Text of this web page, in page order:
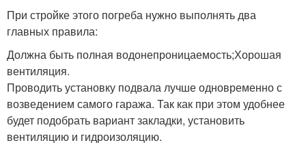
При стройке этого погреба нужно выполнять два
главных правила:
Должна быть полная водонепроницаемость;Хорошая
вентиляция.
Проводить установку подвала лучше одновременно с
возведением самого гаража. Так как при этом удобнее
будет подобрать вариант закладки, установить
вентиляцию и гидроизоляцию.